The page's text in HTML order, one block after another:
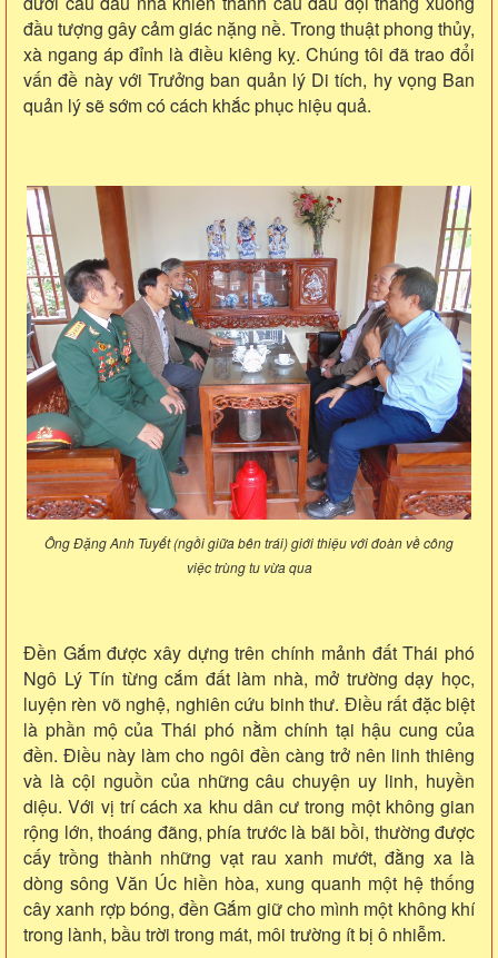
đầu tượng gây cảm giác nặng nề. Trong thuật phong thủy,
xà ngang áp đỉnh là điều kiêng kỵ. Chúng tôi đã trao đổi
vấn đề này với Trưởng ban quản lý Di tích, hy vọng Ban
quản lý sẽ sớm có cách khắc phục hiệu quả.
Ông Đặng Anh Tuyết (ngồi giữa bên trái) giới thiệu với đoàn về công
việc trùng tu vừa qua
Đền Gắm được xây dựng trên chính mảnh đất Thái phó
Ngô Lý Tín từng cắm đất làm nhà, mở trường dạy học,
luyện rèn võ nghệ, nghiên cứu binh thư. Điều rất đặc biệt
là phần mộ của Thái phó nằm chính tại hậu cung của
đền. Điều này làm cho ngôi đền càng trở nên linh thiêng
và là cội nguồn của những câu chuyện uy linh, huyền
diệu. Với vị trí cách xa khu dân cư trong một không gian
rộng lớn, thoáng đãng, phía trước là bãi bồi, thường được
cấy trồng thành những vạt rau xanh mướt, đằng xa là
dòng sông Văn Úc hiền hòa, xung quanh một hệ thống
cây xanh rợp bóng, đền Gắm giữ cho mình một không khí
trong lành, bầu trời trong mát, môi trường ít bị ô nhiễm.